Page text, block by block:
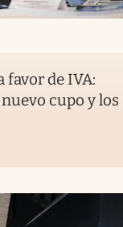
favor de IVA:
cupo y los